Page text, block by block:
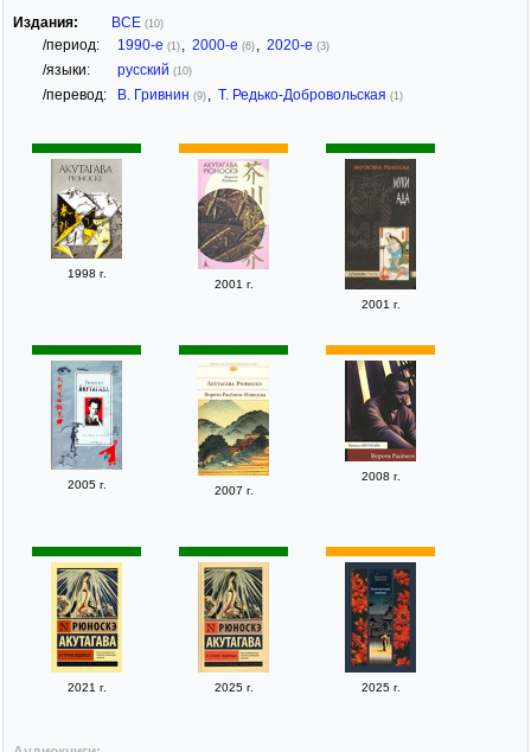
Издания:
ВСЕ (10)
/период: 1990-е (1) 2000-е (6) 2020-е (3)
/языки: русский (10)
/перевод: В. Гривнин (9) Т. Редько-Добровольская (1)
1998 г.
2001 г.
2001 г.
2005 г. 2007 г.
2008 г.
2021 г. 2025 г. 2025 г.